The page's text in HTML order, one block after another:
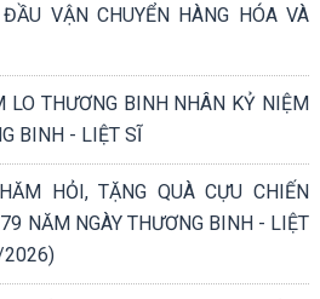
VẬN CHUYỂN HÀNG HÓA VÀ
LO THƯƠNG BINH NHÂN KỶ NIỆM
BINH - LIỆT SĨ
HỎI, TẶNG QUÀ CỰU CHIẾN
NĂM NGÀY THƯƠNG BINH - LIỆT